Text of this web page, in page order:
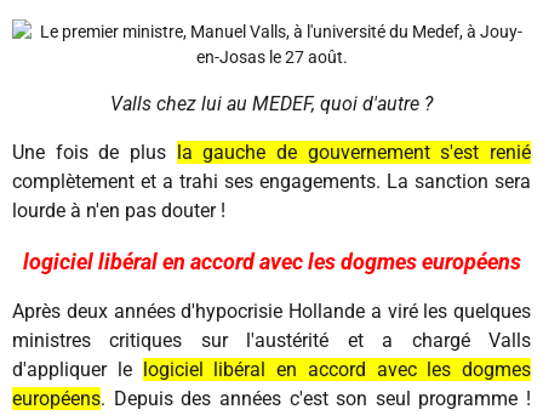
Valls chez lui au MEDEF, quoi d'autre ?
Une fois de plus la gauche de gouvernement s'est renié
complètement et a trahi ses engagements. La sanction sera
lourde à n'en pas douter !
logiciel libéral en accord avec les dogmes européens
Après deux années d'hypocrisie Hollande a viré les quelques
ministres critiques sur l'austérité et a chargé Valls
d'appliquer le logiciel libéral en accord avec les dogmes
européens. Depuis des années c'est son seul programme !